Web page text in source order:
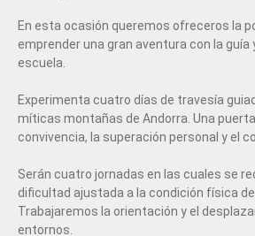
En esta ocasión queremos ofreceros la
emprender una gran aventura con la guía
escuela.
Experimenta cuatro días de travesía
míticas montañas de Andorra. Una
convivencia, la superación personal y el
Serán cuatro jornadas en las cuales se
dificultad ajustada a la condición física
Trabajaremos la orientación y el
entornos.